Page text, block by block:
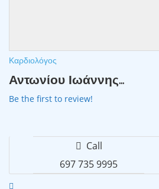
Καρδιολόγος
Αντωνίου Ιωάννης...
Be the first to review!
Call
697 735 9995